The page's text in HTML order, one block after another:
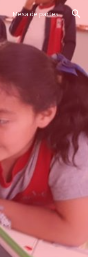
Mesa de partes